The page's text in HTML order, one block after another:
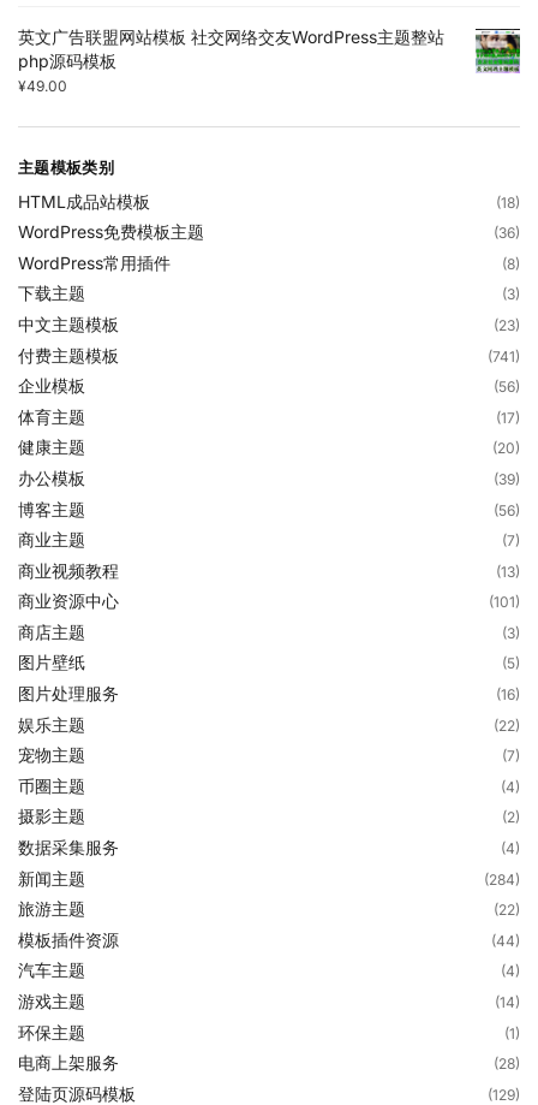
英文广告联盟网站模板 社交网络交友WordPress主题整站
php源码模板
¥49.00
主题模板类别
HTML成品站模板 (18)
WordPress免费模板主题 (36)
WordPress常用插件 (8)
下载主题 (3)
中文主题模板 (23)
付费主题模板 (741)
企业模板 (56)
体育主题 (17)
健康主题 (20)
办公模板 (39)
博客主题 (56)
商业主题 (7)
商业视频教程 (13)
商业资源中心 (101)
商店主题 (3)
图片壁纸 (5)
图片处理服务 (16)
娱乐主题 (22)
宠物主题 (7)
币圈主题 (4)
摄影主题 (2)
数据采集服务 (4)
新闻主题 (284)
旅游主题 (22)
模板插件资源 (44)
汽车主题 (4)
游戏主题 (14)
环保主题 (1)
电商上架服务 (28)
登陆页源码模板 (129)